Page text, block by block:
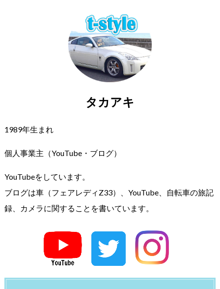
タカアキ
1989年生まれ
個人事業主（YouTube・ブログ）
YouTubeをしています。
ブログは車（フェアレディZ33）、YouTube、自転車の旅記
録、カメラに関することを書いています。